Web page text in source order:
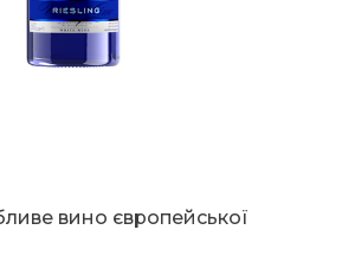
вино європейської